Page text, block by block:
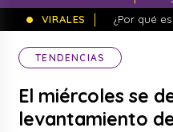
VIRALES
¿Por qué
TENDENCIAS
El miércoles se
levantamiento